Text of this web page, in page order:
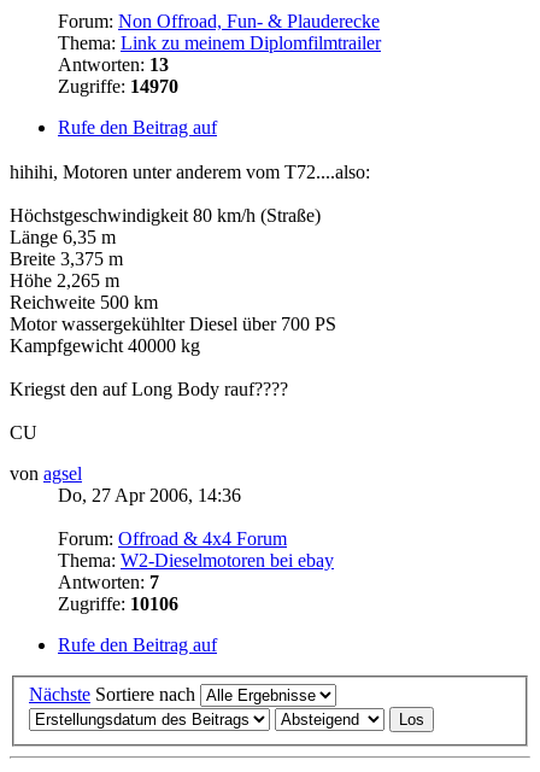
Forum: Non Offroad, Fun- & Plauderecke
Thema: Link zu meinem Diplomfilmtrailer
Antworten: 13
Zugriffe: 14970
Rufe den Beitrag auf
hihihi, Motoren unter anderem vom T72....also:
Höchstgeschwindigkeit 80 km/h (Straße)
Länge 6,35 m
Breite 3,375 m
Höhe 2,265 m
Reichweite 500 km
Motor wassergekühlter Diesel über 700 PS
Kampfgewicht 40000 kg
Kriegst den auf Long Body rauf????
CU
von agsel
Do, 27 Apr 2006, 14:36
Forum: Offroad & 4x4 Forum
Thema: W2-Dieselmotoren bei ebay
Antworten: 7
Zugriffe: 10106
Rufe den Beitrag auf
Nächste Sortiere nach